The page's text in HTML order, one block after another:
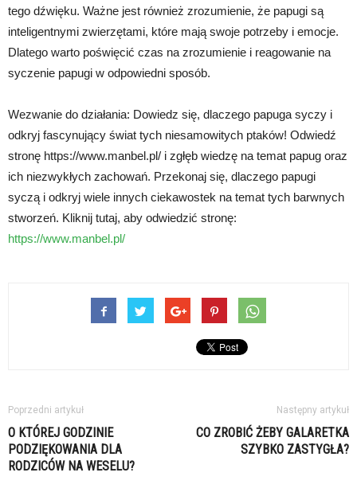
tego dźwięku. Ważne jest również zrozumienie, że papugi są
inteligentnymi zwierzętami, które mają swoje potrzeby i emocje.
Dlatego warto poświęcić czas na zrozumienie i reagowanie na
syczenie papugi w odpowiedni sposób.
Wezwanie do działania: Dowiedz się, dlaczego papuga syczy i
odkryj fascynujący świat tych niesamowitych ptaków! Odwiedź
stronę https://www.manbel.pl/ i zgłęb wiedzę na temat papug oraz
ich niezwykłych zachowań. Przekonaj się, dlaczego papugi
syczą i odkryj wiele innych ciekawostek na temat tych barwnych
stworzeń. Kliknij tutaj, aby odwiedzić stronę:
https://www.manbel.pl/
Poprzedni artykuł
O KTÓREJ GODZINIE
PODZIĘKOWANIA DLA
RODZICÓW NA WESELU?
Następny artykuł
CO ZROBIĆ ŻEBY GALARETKA
SZYBKO ZASTYGŁA?